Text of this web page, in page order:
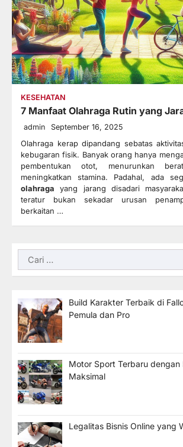
KESEHATAN
7 Manfaat Olahraga Rutin yang
admin September 16, 2025
Olahraga kerap dipandang sebatas
kebugaran fisik. Banyak orang hanya
pembentukan otot, menurunkan
meningkatkan stamina. Padahal, ada
olahraga yang jarang disadari
teratur bukan sekadar urusan
berkaitan …
Cari
untuk:
Build Karakter Terbaik di
Pemula dan Pro
Motor Sport Terbaru dengan
Maksimal
Legalitas Bisnis Online yang